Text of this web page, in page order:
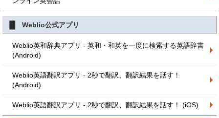
Weblio公式アプリ
Weblio英和辞典アプリ - 英和・和英を一度に検索する英語辞書
(Android)
Weblio英語翻訳アプリ - 2秒で翻訳、翻訳結果を話す！
(Android)
Weblio英語翻訳アプリ - 2秒で翻訳、翻訳結果を話す！ (iOS)